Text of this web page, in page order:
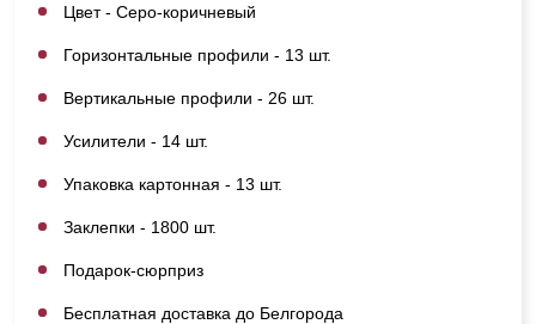
Цвет - Серо-коричневый
Горизонтальные профили - 13 шт.
Вертикальные профили - 26 шт.
Усилители - 14 шт.
Упаковка картонная - 13 шт.
Заклепки - 1800 шт.
Подарок-сюрприз
Бесплатная доставка до Белгорода